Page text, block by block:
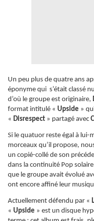
Un peu plus de quatre ans
éponyme qui s’était classé
d’où le groupe est originaire,
format intitulé « Upside »
« Disrespect » partagé avec
Si le quatuor reste égal à lui-
morceaux qu’il propose,
un copié-collé de son
dans la continuité Pop
que le groupe avait évolué
ont encore affiné leur
Actuellement défendu par «
« Upside » est un disque